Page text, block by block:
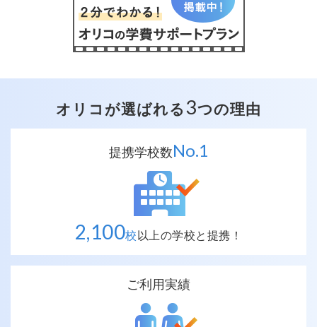
オリコが選ばれる 3つの理由
提携学校数No.1
2,100校以上の学校と提携！
ご利用実績